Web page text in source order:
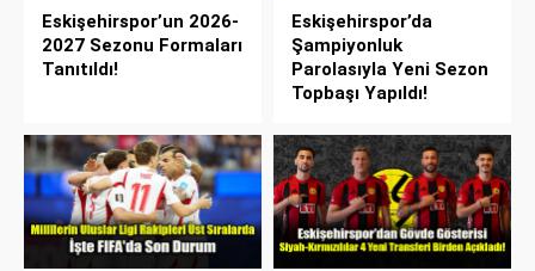
Eskişehirspor’un 2026-
2027 Sezonu Formaları
Tanıtıldı!
Eskişehirspor’da
Şampiyonluk
Parolasıyla Yeni Sezon
Topbaşı Yapıldı!